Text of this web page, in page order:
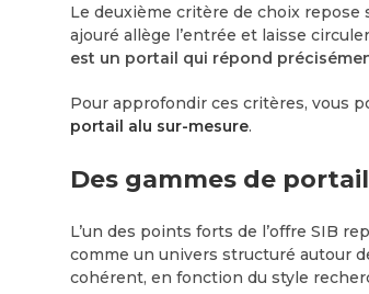
Le deuxième critère de choix repose
ajouré allège l’entrée et laisse
est un portail qui répond
Pour approfondir ces critères, vous
portail alu sur-mesure.
Des gammes de
L’un des points forts de l’offre SIB
comme un univers structuré autour
cohérent, en fonction du style